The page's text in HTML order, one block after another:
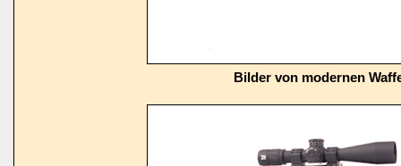
Bilder von modernen